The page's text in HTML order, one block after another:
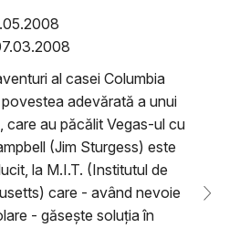
al casei Columbia
adevărată a unui
care au păcălit Vegas-ul cu
(Jim Sturgess) este
la M.I.T. (Institutul de
care - având nevoie
- găsește soluția în